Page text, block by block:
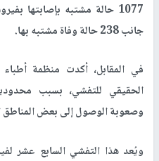
جانب 238 حالة وفاة مشتبه بها.
في المقابل، أكدت منظمة
الحقيقي للتفشي، بسبب
وصعوبة الوصول إلى بعض المناطق
ويُعد هذا التفشي السابع عشر